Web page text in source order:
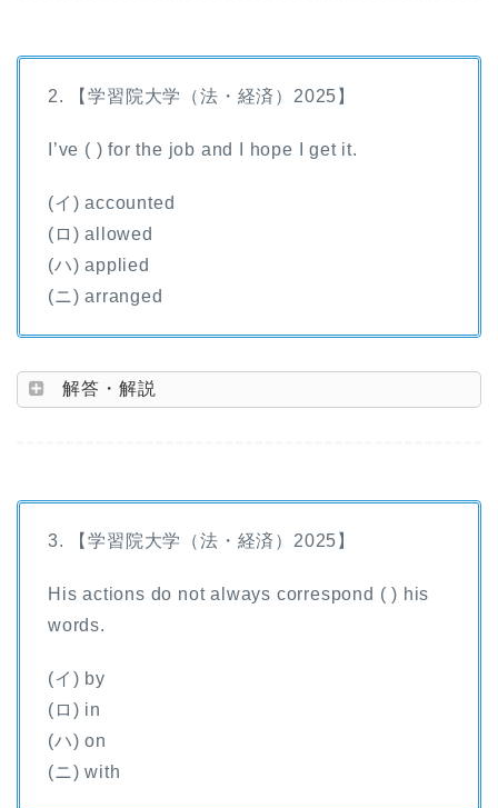
2. 【学習院大学（法・経済）2025】
I’ve ( ) for the job and I hope I get it.
(イ) accounted
(ロ) allowed
(ハ) applied
(ニ) arranged
解答・解説
3. 【学習院大学（法・経済）2025】
His actions do not always correspond ( ) his
words.
(イ) by
(ロ) in
(ハ) on
(ニ) with